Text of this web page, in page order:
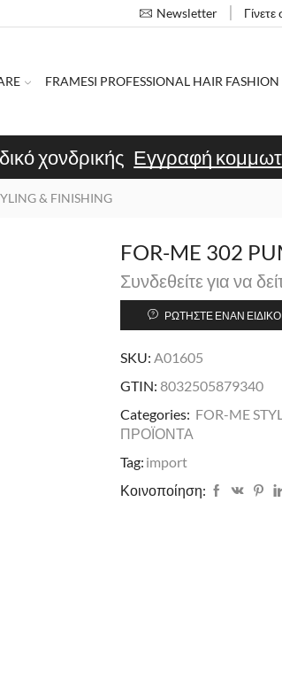
Newsletter
FRAMESI PROFESSIONAL HAIR FASHION
χονδρικής Εγγραφή
& FINISHING
FOR-ME 302
Συνδεθείτε για να
ΡΩΤΉΣΤΕ ΈΝΑΝ ΕΙΔΙΚΌ
SKU: A01605
GTIN: 8032505879340
Categories: FOR-ME
ΠΡΟΪΟΝΤΑ
Tag: import
Κοινοποίηση: